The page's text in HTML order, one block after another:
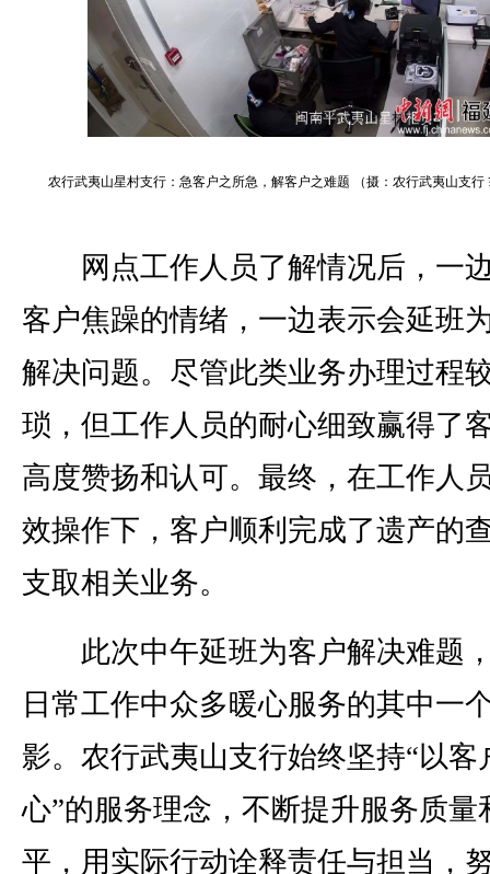
农行武夷山星村支行：急客户之所急，解客户之难题 （摄：农行武夷山支行
网点工作人员了解情况后，一
客户焦躁的情绪，一边表示会延班
解决问题。尽管此类业务办理过程
琐，但工作人员的耐心细致赢得了
高度赞扬和认可。最终，在工作人
效操作下，客户顺利完成了遗产的
支取相关业务。
此次中午延班为客户解决难题
日常工作中众多暖心服务的其中一
影。农行武夷山支行始终坚持“以客
心”的服务理念，不断提升服务质量
平，用实际行动诠释责任与担当，